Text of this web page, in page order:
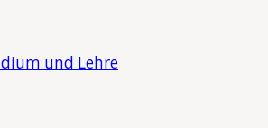
und Lehre